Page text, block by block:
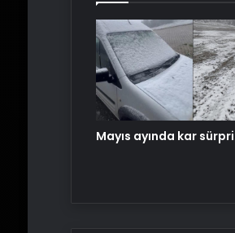
Mayıs ayında kar